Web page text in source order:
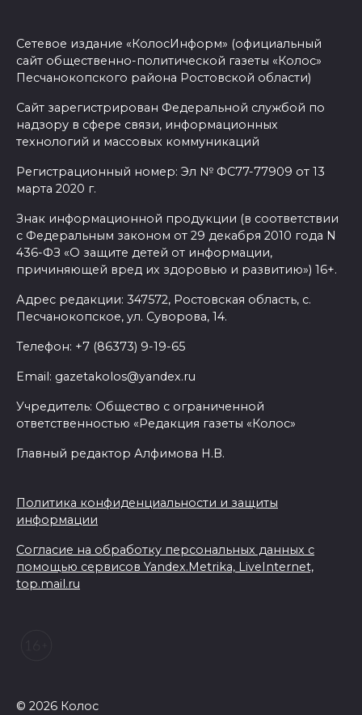
Сетевое издание «КолосИнформ» (официальный
сайт общественно-политической газеты «Колос»
Песчанокопского района Ростовской области)
Сайт зарегистрирован Федеральной службой по
надзору в сфере связи, информационных
технологий и массовых коммуникаций
Регистрационный номер: Эл № ФС77-77909 от 13
марта 2020 г.
Знак информационной продукции (в соответствии
с Федеральным законом от 29 декабря 2010 года N
436-ФЗ «О защите детей от информации,
причиняющей вред их здоровью и развитию») 16+.
Адрес редакции: 347572, Ростовская область, с.
Песчанокопское, ул. Суворова, 14.
Телефон: +7 (86373) 9-19-65
Email: gazetakolos@yandex.ru
Учредитель: Общество с ограниченной
ответственностью «Редакция газеты «Колос»
Главный редактор Алфимова Н.В.
Политика конфиденциальности и защиты
информации
Согласие на обработку персональных данных с
помощью сервисов Yandex.Metrika, LiveInternet,
top.mail.ru
© 2026 Колос